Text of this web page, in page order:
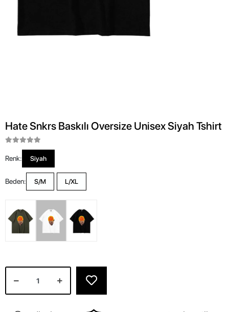
Hate Snkrs Baskılı Oversize Unisex Siyah Tshirt
Renk: Siyah
Beden: S/M L/XL